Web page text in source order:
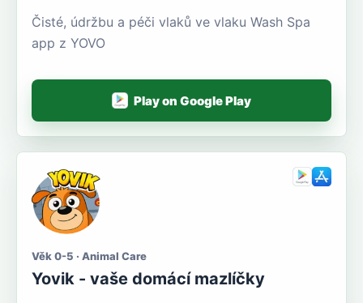
Čisté, údržbu a péči vlaků ve vlaku Wash Spa
app z YOVO
Play on Google Play
Věk 0-5 · Animal Care
Yovik - vaše domácí mazlíčky